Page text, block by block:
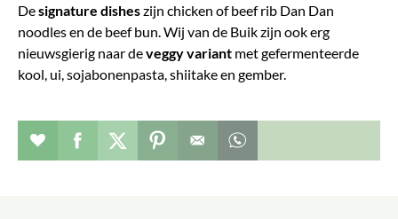
Designature disheszijn chicken of beef rib Dan Dan
noodles en de beef bun. Wij van de Buik zijn ook erg
nieuwsgierig naar deveggy variant met gefermenteerde
kool, ui, sojabonenpasta, shiitake en gember.
Verhaal toevoegen aan favorieten
Deel dit op facebook
Deel dit op twitter
Deel dit op pinterest